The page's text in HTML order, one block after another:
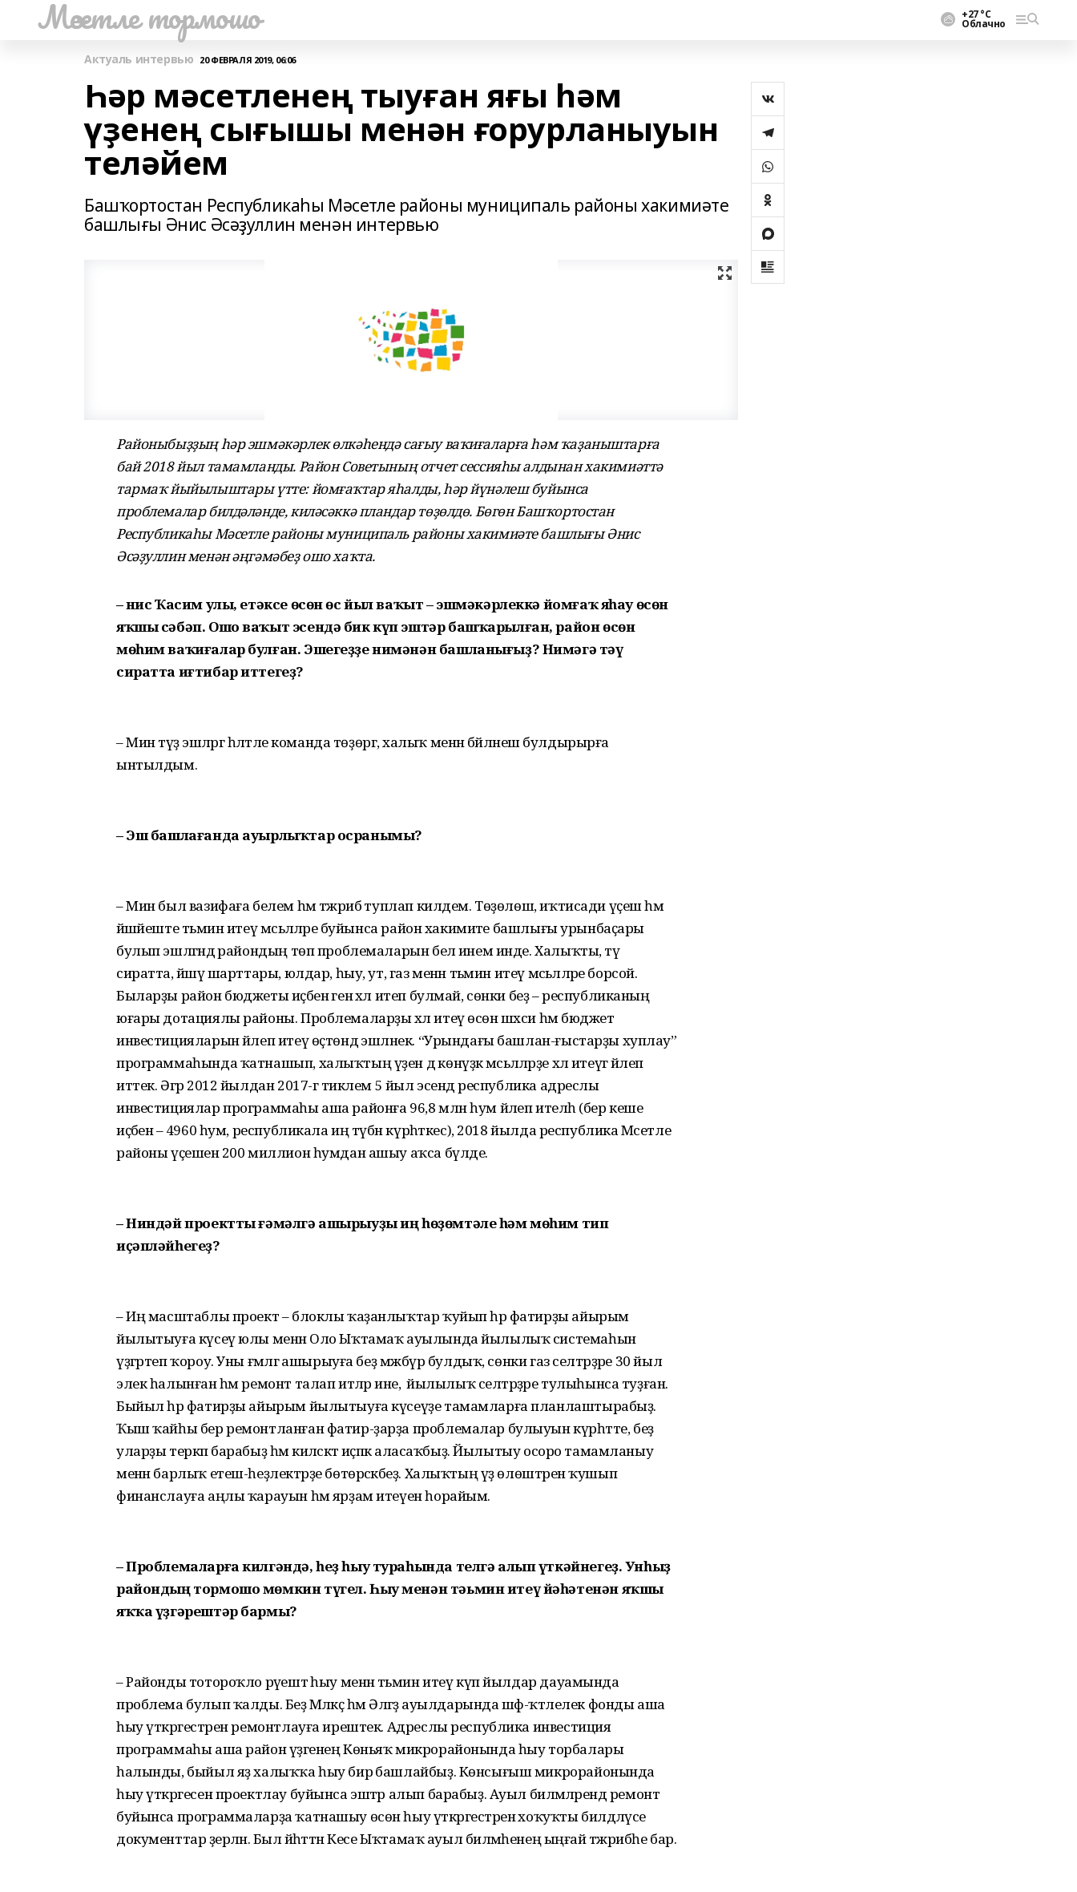
Мәсетле тормошо +27 °С
Облачно
Актуаль интервью 20 ФЕВРАЛЯ 2019, 06:06
Һәр мәсетленең тыуған яғы һәм
үҙенең сығышы менән ғорурланыуын
теләйем
Башҡортостан Республикаһы Мәсетле районы муниципаль районы хакимиәте
башлығы Әнис Әсәҙуллин менән интервью
Районыбыҙҙың һәр эшмәкәрлек өлкәһендә сағыу ваҡиғаларға һәм ҡаҙаныштарға
бай 2018 йыл тамамланды. Район Советының отчет сессияһы алдынан хакимиәттә
тармаҡ йыйылыштары үтте: йомғаҡтар яһалды, һәр йүнәлеш буйынса
проблемалар билдәләнде, киләсәккә пландар төҙөлдө. Бөгөн Башҡортостан
Республикаһы Мәсетле районы муниципаль районы хакимиәте башлығы Әнис
Әсәҙуллин менән әңгәмәбеҙ ошо хаҡта.
– Әнис Ҡасим улы, етәксе өсөн өс йыл ваҡыт – эшмәкәрлеккә йомғаҡ яһау өсөн
яҡшы сәбәп. Ошо ваҡыт эсендә бик күп эштәр башҡарылған, район өсөн
мөһим ваҡиғалар булған. Эшегеҙҙе нимәнән башланығыҙ? Нимәгә тәү
сиратта иғтибар иттегеҙ?
– Мин тәүҙә эшләргә һәләтле команда төҙөргә, халыҡ менән бәйләнеш булдырырға
ынтылдым.
– Эш башлағанда ауырлыҡтар осранымы?
– Мин был вазифаға белем һәм тәжрибә туплап килдем. Төҙөлөш, иҡтисади үҫеш һәм
йәшәйеште тәьмин итеү мәсьәләләре буйынса район хакимиәте башлығы урынбаҫары
булып эшләгәндә райондың төп проблемаларын белә инем инде. Халыҡты, тәү
сиратта, йәшәү шарттары, юлдар, һыу, ут, газ менән тәьмин итеү мәсьәләләре борсой.
Быларҙы район бюджеты иҫәбенә генә хәл итеп булмай, сөнки беҙ – республиканың
юғары дотациялы районы. Проблемаларҙы хәл итеү өсөн шәхси һәм бюджет
инвестицияларын йәлеп итеү өҫтөндә эшләнек. “Урындағы башлан-ғыстарҙы хуплау”
программаһында ҡатнашып, халыҡтың үҙен дә көнүҙәк мәсьәләләрҙе хәл итеүгә йәлеп
иттек. Әгәр 2012 йылдан 2017-гә тиклем 5 йыл эсендә республика адреслы
инвестициялар программаһы аша районға 96,8 млн һум йәлеп ителһә (бер кеше
иҫәбенә – 4960 һум, республикала иң түбән күрһәткес), 2018 йылда республика Мәсетле
районы үҫешенә 200 миллион һумдан ашыу аҡса бүлде.
– Ниндәй проектты ғәмәлгә ашырыуҙы иң һөҙөмтәле һәм мөһим тип
иҫәпләйһегеҙ?
– Иң масштаблы проект – блоклы ҡаҙанлыҡтар ҡуйып һәр фатирҙы айырым
йылытыуға күсеү юлы менән Оло Ыҡтамаҡ ауылында йылылыҡ системаһын
үҙгәртеп ҡороу. Уны ғәмәлгә ашырыуға беҙ мәжбүр булдыҡ, сөнки газ селтәрҙәре 30 йыл
элек һалынған һәм ремонт талап итәләр ине, ә йылылыҡ селтәрҙәре тулыһынса туҙған.
Быйыл һәр фатирҙы айырым йылытыуға күсеүҙе тамамларға планлаштырабыҙ.
Ҡыш ҡайһы бер ремонтланған фатир-ҙарҙа проблемалар булыуын күрһәтте, беҙ
уларҙы теркәп барабыҙ һәм киләсәктә иҫәпкә аласаҡбыҙ. Йылытыу осоро тамамланыу
менән барлыҡ етеш-һеҙлектәрҙе бөтөрәсәкбеҙ. Халыҡтың үҙ өлөштәрен ҡушып
финанслауға аңлы ҡарауын һәм ярҙам итеүен һорайым.
– Проблемаларға килгәндә, һеҙ һыу тураһында телгә алып үткәйнегеҙ. Унһыҙ
райондың тормошо мөмкин түгел. Һыу менән тәьмин итеү йәһәтенән яҡшы
яҡҡа үҙгәрештәр бармы?
– Районды тотороҡло рәүештә һыу менән тәьмин итеү күп йылдар дауамында
проблема булып ҡалды. Беҙ Мәләкәҫ һәм Әләгәҙ ауылдарында шәф-ҡәтлелек фонды аша
һыу үткәргестәрен ремонтлауға ирештек. Адреслы республика инвестиция
программаһы аша район үҙәгенең Көньяҡ микрорайонында һыу торбалары
һалынды, быйыл яҙ халыҡҡа һыу бирә башлайбыҙ. Көнсығыш микрорайонында
һыу үткәргесен проектлау буйынса эштәр алып барабыҙ. Ауыл биләмәләрендә ремонт
буйынса программаларҙа ҡатнашыу өсөн һыу үткәргестәренә хоҡуҡты билдәләүсе
документтар әҙерләнә. Был йәһәттән Кесе Ыҡтамаҡ ауыл биләмәһенең ыңғай тәжрибәһе бар.